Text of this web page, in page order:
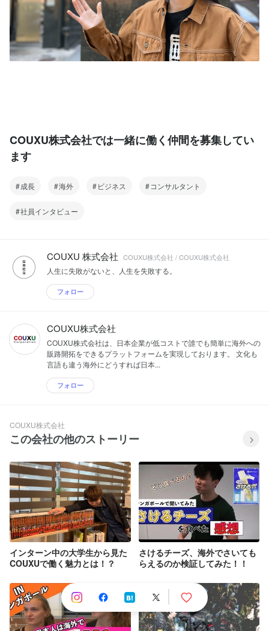
COUXU株式会社では一緒に働く仲間を募集してい
ます
成長 海外 ビジネス コンサルタント
社員インタビュー
COUXU 株式会社 COUXU株式会社 / COUXU株式会社
人生に失敗がないと、人生を失敗する。
フォロー
COUXU株式会社
COUXU株式会社は、日本企業が低コストで誰でも簡単に海外への
販路開拓をできるプラットフォームを実現しております。 文化も
言語も違う海外にどうすれば日本...
フォロー
COUXU株式会社
この会社の他のストーリー
インターン中の大学生から見た
COUXUで働く魅力とは！？
さけるチーズ、海外でさいても
らえるのか検証してみた！！